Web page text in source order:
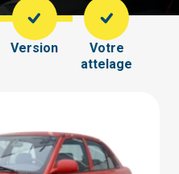
Version
Votre
attelage